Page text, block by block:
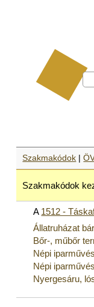
Szakmakódok |
Szakmakódok
A 1512 -
Állatruházat
Bőr-, műbőr
Népi
Népi
Nyergesáru,